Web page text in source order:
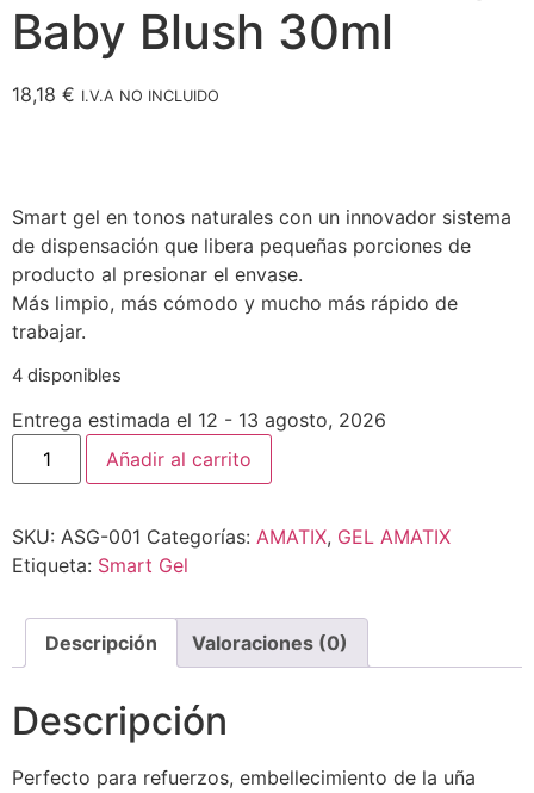
Baby Blush 30ml
18,18 € I.V.A NO INCLUIDO
Smart gel en tonos naturales con un innovador sistema
de dispensación que libera pequeñas porciones de
producto al presionar el envase.
Más limpio, más cómodo y mucho más rápido de
trabajar.
4 disponibles
Entrega estimada el 12 - 13 agosto, 2026
Añadir al carrito
SKU: ASG-001 Categorías: AMATIX, GEL AMATIX
Etiqueta: Smart Gel
Descripción Valoraciones (0)
Descripción
Perfecto para refuerzos, embellecimiento de la uña